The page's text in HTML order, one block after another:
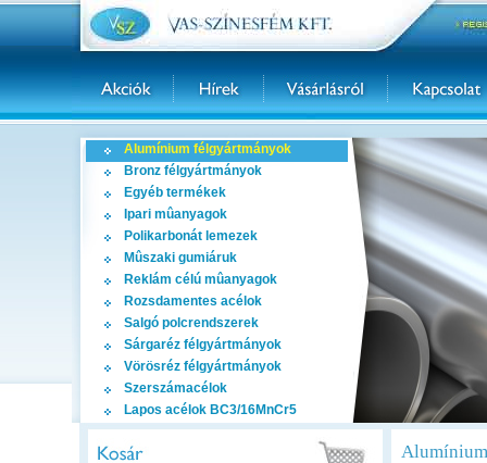
Alumínium félgyártmányok
Bronz félgyártmányok
Egyéb termékek
Ipari mûanyagok
Polikarbonát lemezek
Mûszaki gumiáruk
Reklám célú mûanyagok
Rozsdamentes acélok
Salgó polcrendszerek
Sárgaréz félgyártmányok
Vörösréz félgyártmányok
Szerszámacélok
Lapos acélok BC3/16MnCr5